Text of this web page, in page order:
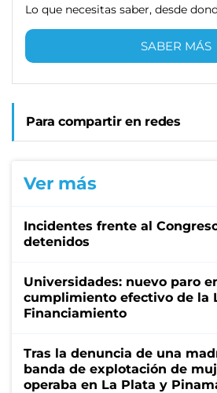
Lo que necesitas saber, desde
SABER MÁS
Para compartir en redes
Ver más
Incidentes frente al
detenidos
Universidades: nuevo paro
cumplimiento efectivo de la
Financiamiento
Tras la denuncia de una
banda de explotación de
operaba en La Plata y